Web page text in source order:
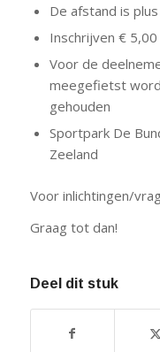
De afstand is
Inschrijven €
Voor de
meegefietst
gehouden
Sportpark De
Zeeland
Voor inlichtingen/
Graag tot dan!
Deel dit stuk